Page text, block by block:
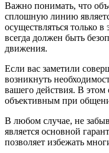
Важно понимать, что
сплошную линию
осуществляться только
всегда должен быть
движения.
Если вас заметили
возникнуть
вашего действия. В
объективным при
В любом случае, не
является основной
позволяет избежать